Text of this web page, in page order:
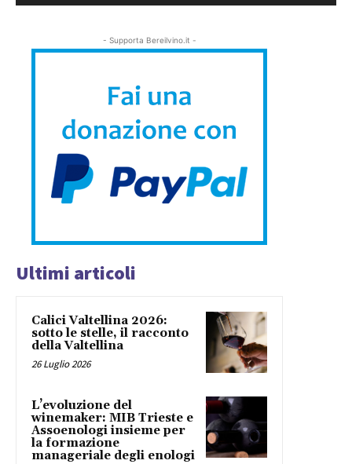
- Supporta Bereilvino.it -
Ultimi articoli
Calici Valtellina 2026:
sotto le stelle, il racconto
della Valtellina
26 Luglio 2026
L’evoluzione del
winemaker: MIB Trieste e
Assoenologi insieme per
la formazione
manageriale degli enologi